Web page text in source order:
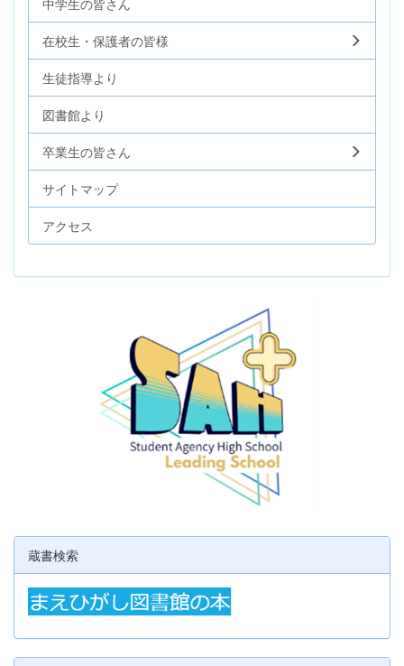
在校生・保護者の皆様
生徒指導より
図書館より
卒業生の皆さん
サイトマップ
アクセス
蔵書検索